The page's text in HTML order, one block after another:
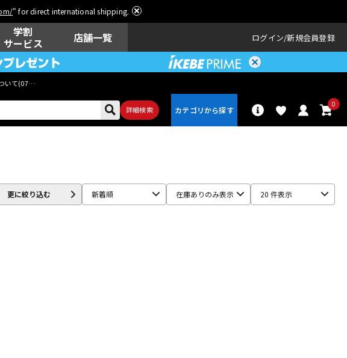
" for direct international shipping.
学割
サービス
店舗一覧 ログイン 新規会員登録
いて(07月29日
詳細検索
0
更に絞り込む 新着順 在庫ありのみ表示 20 件表示